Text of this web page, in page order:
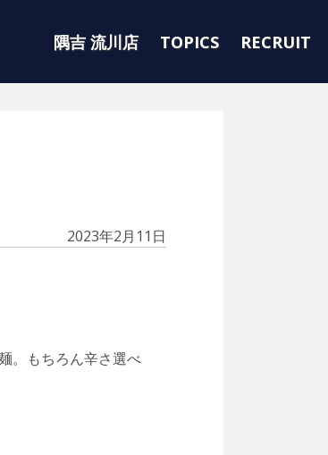
隅吉 流川店 TOPICS RECRUIT
2023年2月11日
。もちろん辛さ選べ